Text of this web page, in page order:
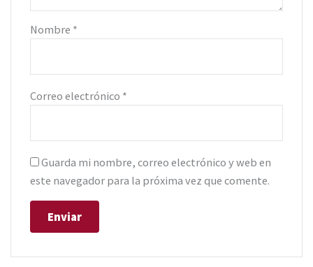
Nombre *
Correo electrónico *
Guarda mi nombre, correo electrónico y web en
este navegador para la próxima vez que comente.